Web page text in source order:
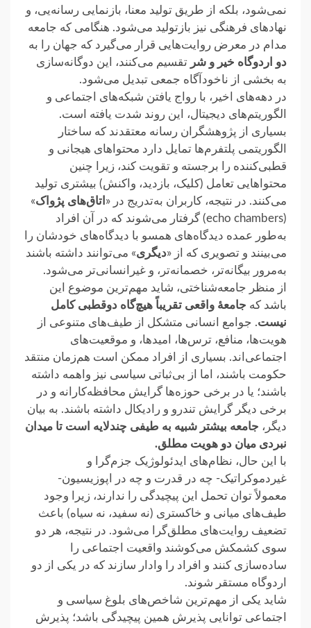
نمی‌شود، بلکه از طریق تولید ‏معنا، بازنمایی رسانه‌یی، و
نهادهای فرهنگی نیز بازتولید می‌شود. هنگامی که جامعه
مدام در معرض روایت‌هایی قرار ‏می‌گیرد که جهان را به
دو اردوگاه خیر و شر تقسیم می‌کنند، این دوگانه‌سازی
به بخشی از ناخودآگاه جمعی تبدیل می‌شود.‏
در دهه‌های اخیر، با رواج یافتن شبکه‌های اجتماعی و
الگوریتم‌های دیجیتال، این روند شدت یافته است.
بسیاری از پژوهشگران رسانه ‏معتقدند که ساختار
الگوریتمی پلتفرم‌ها تمایل دارد محتواهای هیجانی و
قطبی‌کننده را برجسته و تقویت کند، زیرا چنین
محتواهایی ‏تعامل (کلیک، بازدید، واکنش) بیشتری تولید
می‌کنند. در نتیجه، کاربران به‌تدریج در « اتاق‌های پژواک»
(echo chambers) ‎گرفتار می‌شوند که در آن افراد
به‌طور عمده دیدگاه‌های همسو با دیدگاه‌های خودشان را
می‌بینند و تصویری که از «دیگری
از منظر جامعه‌شناختی، شاید مهم‌ترین موضوع این
باشد که جامعهٔ واقعی تقریباً هیچ‌گاه دوقطبی کامل
نیست. جوامع ‏انسانی متشکل از طیف‌های متنوعی از
هویت‌ها، منافع، ترس‌ها، امیدها، و موقعیت‌های
اجتماعی‌اند. بسیاری از افراد ممکن ‏است هم‌زمان منتقد
حکومت باشند، اما از بی‌ثباتی سیاسی نیز واهمه داشته
باشند؛ یا در برخی حوزه‌ها گرایش محافظه‌کارانه و ‏در
برخی دیگر گرایش تندرو و رادیکال داشته باشند. به بیان
دیگر، جامعه بیشتر شبیه به طیفی چندلایه است تا میدان
نبردی میان ‏دو هویت مطلق.‏
با این حال، نظام‌های ایدئولوژیک جزم‌گرا و
غیردموکراتیک- چه در قدرت و چه در اپوزیسیون-
معمولاً توان تحمل این پیچیدگی را ندارند، زیرا وجود
‏طیف‌های میانی و خاکستری (نه سفید، نه سیاه) باعث
تضعیف روایت‌های مطلق‌گرا می‌شود. در نتیجه، هر دو
سوی کشمکش می‌کوشند واقعیت اجتماعی را
‏ساده‌سازی کنند و افراد را وادار سازند که در یکی از دو
اردوگاه مستقر شوند.‏
شاید یکی از مهم‌ترین شاخص‌های بلوغ سیاسی و
اجتماعی توانایی پذیرش همین پیچیدگی باشد؛ پذیرش